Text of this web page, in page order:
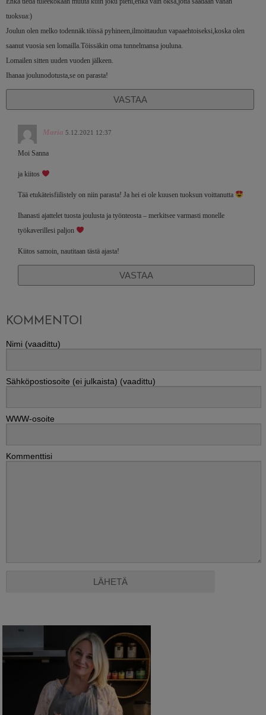
tuoksua:)
Joulun olen melko todennäk.töissä pyhineen,ilmoittaudun vapaaehtoiseksi,koska olen
saanut vuosia sen lomailla.Töissäkin oma tunnelmansa jouluna.
Lomailen sitten uuden vuoden jälkeen.
Ihanaa joulunodotusta,se on parasta!
VASTAA
Maria 5.12.2021 12:37
Moi Sanna
ja kiitos
Tää etukäteisfiilistely on niin parasta! Ja hei ei ole kuusen tuoksun voittanutta
Ihanasti ajattelet tuosta joulusta ja työnteosta – merkitsee varmasti monelle
työkaverillesi paljon
Kiitos samoin, nautitaan tästä ajasta!
VASTAA
KOMMENTOI
Nimi (vaadittu)
Sähköpostiosoite (ei julkaista) (vaadittu)
WWW-osoite
Kommenttisi